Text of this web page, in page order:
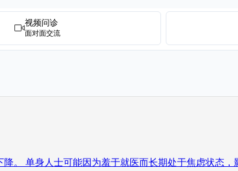
视频问诊
面对面交流
。 单身人士可能因为羞于就医而长期处于焦虑状态